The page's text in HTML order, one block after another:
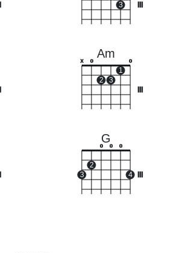
3
Am
x o
2 3
1
o
G
3
2
o o o
4